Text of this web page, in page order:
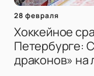
28 февраля
Хоккейное
Петербурге:
драконов» на